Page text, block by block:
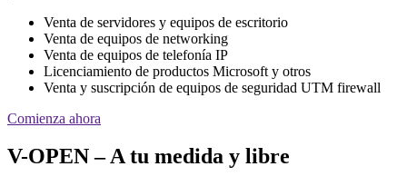
Venta de servidores y equipos de escritorio
Venta de equipos de networking
Venta de equipos de telefonía IP
Licenciamiento de productos Microsoft y otros
Venta y suscripción de equipos de seguridad UTM firewall
Comienza ahora
V-OPEN – A tu medida y libre